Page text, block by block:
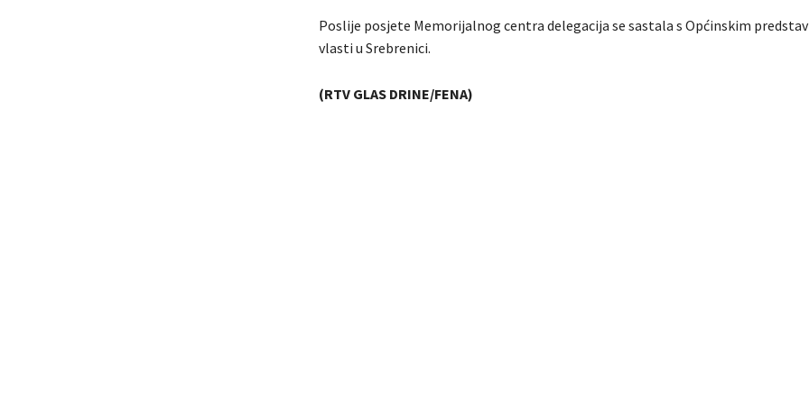
Poslije posjete Memorijalnog centra delegacija se sastala s Općinskim
vlasti u Srebrenici.
(RTV GLAS DRINE/FENA)